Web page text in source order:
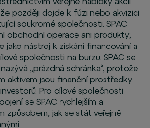
že později dojde k fúzi nebo akvizici
soukromé společnosti. SPAC
obchodní operace ani produkty;
jako nástroj k získání financování a
společnosti na burzu. SPAC se
„prázdná schránka“, protože
aktivem jsou finanční prostředky
Pro cílové společnosti
se SPAC rychlejším a
způsobem, jak se stát veřejně